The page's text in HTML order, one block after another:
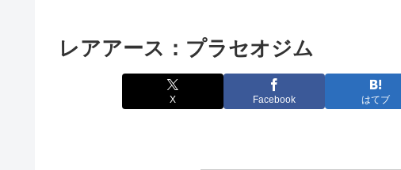
レアアース：プラセオジム
X Facebook はてブ